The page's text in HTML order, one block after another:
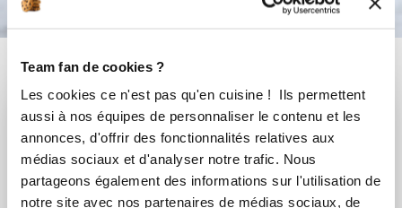
Team fan de cookies ?
Les cookies ce n'est pas qu'en cuisine ! Ils permettent
aussi à nos équipes de personnaliser le contenu et les
annonces, d'offrir des fonctionnalités relatives aux
médias sociaux et d'analyser notre trafic. Nous
partageons également des informations sur l'utilisation de
notre site avec nos partenaires de médias sociaux, de
Vous aimerez aussi ...